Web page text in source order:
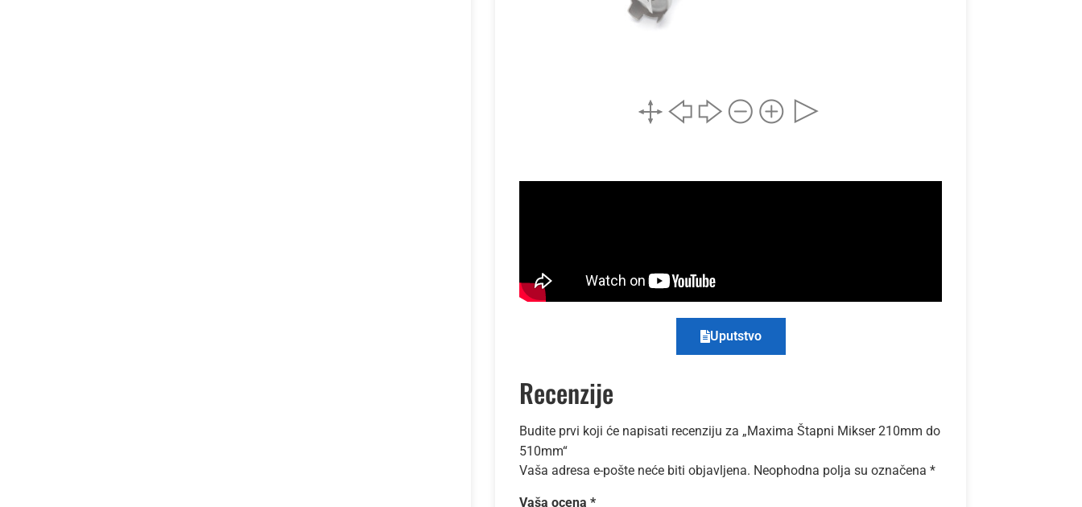
Uputstvo
Recenzije
Budite prvi koji će napisati recenziju za „Maxima Štapni Mikser 210mm do
510mm“
Vaša adresa e-pošte neće biti objavljena. Neophodna polja su označena *
Vaša ocena *